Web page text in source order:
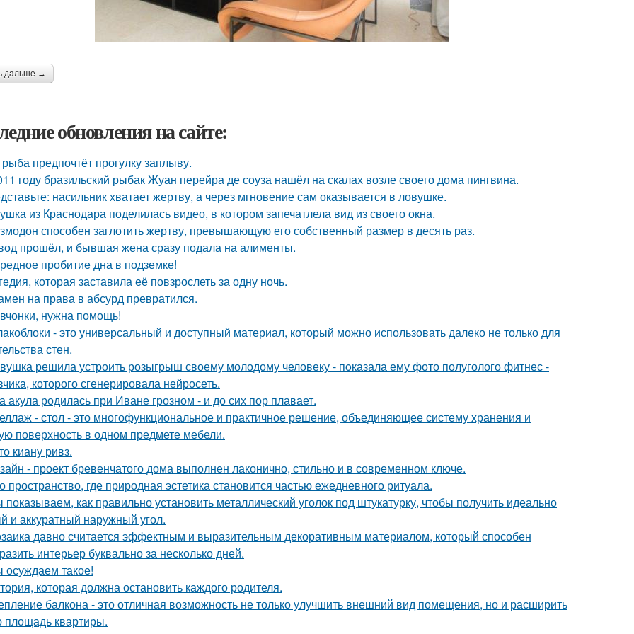
дальше →
обновления на сайте:
предпочтёт прогулку заплыву.
году бразильский рыбак Жуан перейра де соуза нашёл на скалах возле своего дома пингвина.
насильник хватает жертву, а через мгновение сам оказывается в ловушке.
из Краснодара поделилась видео, в котором запечатлела вид из своего окна.
способен заглотить жертву, превышающую его собственный размер в десять раз.
прошёл, и бывшая жена сразу подала на алименты.
пробитие дна в подземке!
которая заставила её повзрослеть за одну ночь.
на права в абсурд превратился.
нужна помощь!
- это универсальный и доступный материал, который можно использовать далеко не только для
стен.
решила устроить розыгрыш своему молодому человеку - пoказала ему фото полуголого фитнес -
которого сгенерировала нейросеть.
акула родилась при Иване грозном - и до сих пор плавает.
- стол - это многофункциональное и практичное решение, объединяющее систему хранения и
поверхность в одном предмете мебели.
киану ривз.
- проект бревенчатого дома выполнен лаконично, стильно и в современном ключе.
пространство, где природная эстетика становится частью ежедневного ритуала.
как правильно установить металлический уголок под штукатурку, чтобы получить идеально
и аккуратный наружный угол.
давно считается эффектным и выразительным декоративным материалом, который способен
интерьер буквально за несколько дней.
такое!
которая должна остановить каждого родителя.
балкона - это отличная возможность не только улучшить внешний вид помещения, но и расширить
квартиры.